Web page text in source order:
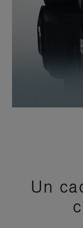
Un